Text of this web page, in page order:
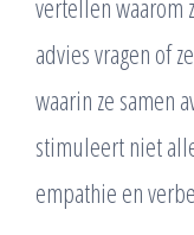
vertellen waarom
advies vragen of
waarin ze samen
stimuleert niet
empathie en